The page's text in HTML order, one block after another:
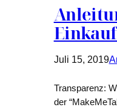
Juli 15, 2019
Transparenz:
der